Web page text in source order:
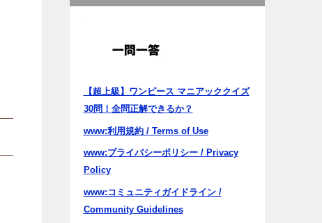
【超上級】ワンピース マニアッククイズ
30問！全問正解できるか？
www:利用規約 / Terms of Use
www:プライバシーポリシー / Privacy
Policy
www:コミュニティガイドライン /
Community Guidelines